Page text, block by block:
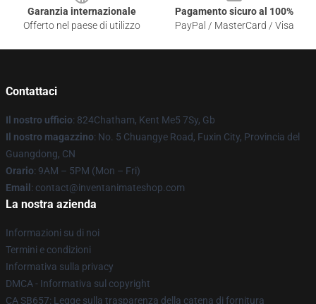
Garanzia internazionale
Offerto nel paese di utilizzo
Pagamento sicuro al 100%
PayPal / MasterCard / Visa
Contattaci
Il nostro ufficio: 824Chatham, Kent Me5 7Sy, Gb
Il nostro magazzino: No. 5 Chuangye Road, Fuxin City, Provincia del
Guangdong, CN
Orario: 9AM – 5PM (Mon – Fri)
Email : contact@inventanimateshop.com
La nostra azienda
Informazioni su di noi
Termini e condizioni
Informativa sulla privacy
DMCA - Informativa sul copyright
CA SB657: Legge sulla trasparenza della catena di fornitura